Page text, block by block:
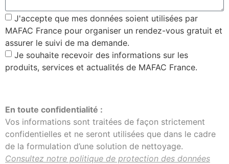
J'accepte que mes données soient utilisées par
MAFAC France pour organiser un rendez-vous gratuit et
assurer le suivi de ma demande.
Je souhaite recevoir des informations sur les
produits, services et actualités de MAFAC France.
En toute confidentialité :
Vos informations sont traitées de façon strictement
confidentielles et ne seront utilisées que dans le cadre
de la formulation d’une solution de nettoyage.
Consultez notre politique de protection des données